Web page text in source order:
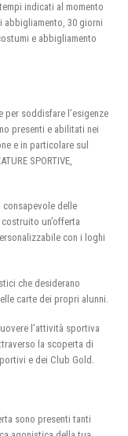
indicati al momento
30 giorni
e abbigliamento
per soddisfare l’esigenze
presenti e abilitati nei
e in particolare sul
SPORTIVE,
consapevole delle
un’offerta
con i loghi
che desiderano
carte dei propri alunni.
l’attività sportiva
la scoperta di
e dei Club Gold.
sono presenti tanti